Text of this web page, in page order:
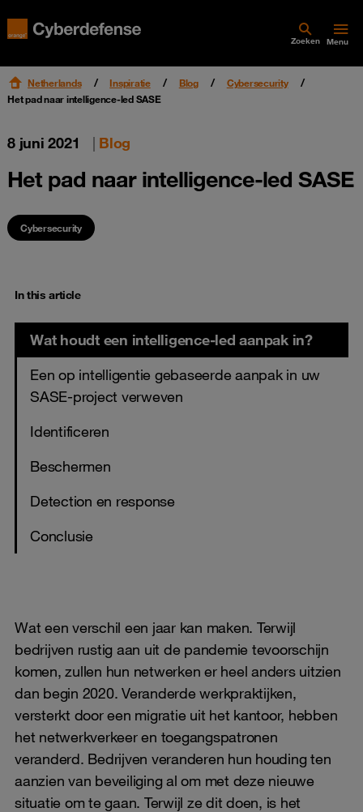
Zoeken Menu
Netherlands Inspiratie Blog
Cybersecurity
Het pad naar intelligence-led SASE
8 juni 2021 | Blog
Het pad naar intelligence-led SASE
Cybersecurity
In this article
Wat houdt een intelligence-led aanpak in?
Een op intelligentie gebaseerde aanpak in uw
SASE-project verweven
Identificeren
Beschermen
Detection en response
Conclusie
Wat een verschil een jaar kan maken. Terwijl
bedrijven rustig aan uit de pandemie tevoorschijn
komen, zullen hun netwerken er heel anders uitzien
dan begin 2020. Veranderde werkpraktijken,
versterkt door een migratie uit het kantoor, hebben
het netwerkverkeer en toegangspatronen
veranderd. Bedrijven veranderen hun houding ten
aanzien van beveiliging al om met deze nieuwe
situatie om te gaan. Terwijl ze dit doen, is het